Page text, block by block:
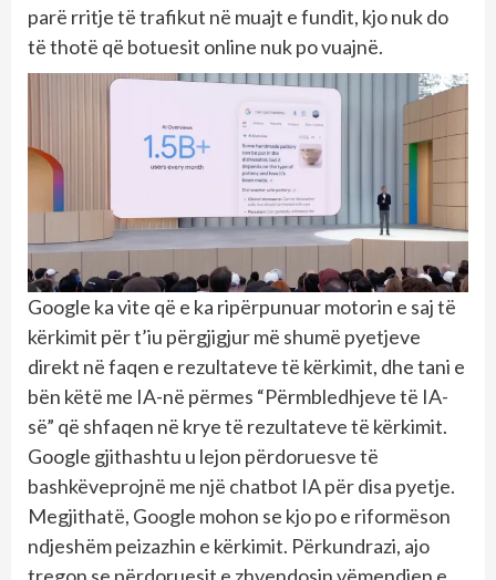
parë rritje të trafikut në muajt e fundit, kjo nuk do
të thotë që botuesit online nuk po vuajnë.
Google ka vite që e ka ripërpunuar motorin e saj të
kërkimit për t’iu përgjigjur më shumë pyetjeve
direkt në faqen e rezultateve të kërkimit, dhe tani e
bën këtë me IA-në përmes “Përmbledhjeve të IA-
së” që shfaqen në krye të rezultateve të kërkimit.
Google gjithashtu u lejon përdoruesve të
bashkëveprojnë me një chatbot IA për disa pyetje.
Megjithatë, Google mohon se kjo po e riformëson
ndjeshëm peizazhin e kërkimit. Përkundrazi, ajo